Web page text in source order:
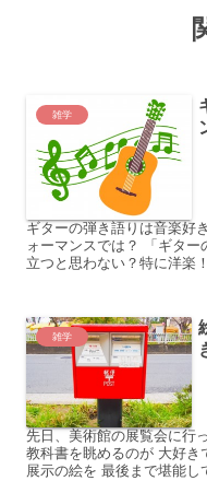
雑学
ギターの弾き語りは音楽好
ォーマンスでは？ 「ギター
立つと思わない？特に洋楽
雑学
先日、美術館の展覧会に行
教科書を眺めるのが 大好き
展示の絵を 最後まで堪能